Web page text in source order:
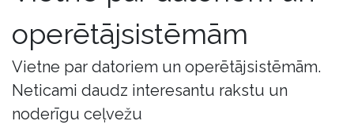
operētājsistēmām
Vietne par datoriem un operētājsistēmām.
Neticami daudz interesantu rakstu un
noderīgu ceļvežu